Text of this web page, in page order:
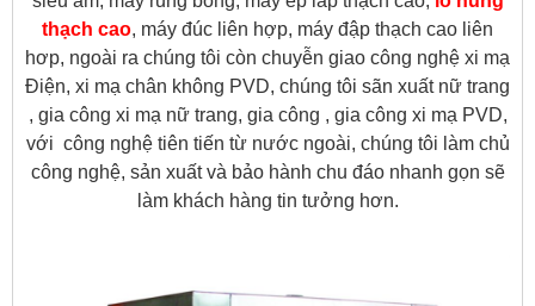
thạch cao, máy đúc liên hợp, máy đập thạch cao liên
hơp, ngoài ra chúng tôi còn chuyễn giao công nghệ xi mạ
Điện, xi mạ chân không PVD, chúng tôi sãn xuất nữ trang
, gia công xi mạ nữ trang, gia công , gia công xi mạ PVD,
với công nghệ tiên tiến từ nước ngoài, chúng tôi làm chủ
công nghệ, sản xuất và bảo hành chu đáo nhanh gọn sẽ
làm khách hàng tin tưởng hơn.